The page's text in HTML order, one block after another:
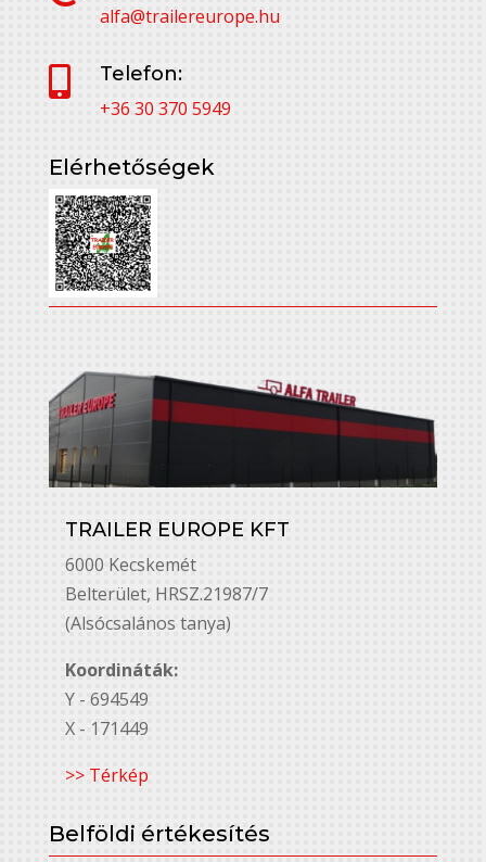
alfa@trailereurope.hu

Telefon:
+36 30 370 5949
Elérhetőségek
TRAILER EUROPE KFT
6000 Kecskemét
Belterület, HRSZ.21987/7
(Alsócsalános tanya)
Koordináták:
Y - 694549
X - 171449
>> Térkép
Belföldi értékesítés